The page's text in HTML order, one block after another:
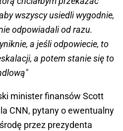
wszyscy usiedli wygodnie,
odpowiadali od razu.
a jeśli odpowiecie, to
a potem stanie się to
minister finansów Scott
CNN, pytany o ewentualny
przez prezydenta